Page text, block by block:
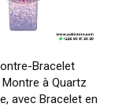
Bracelet
Montre à Quartz
avec Bracelet en